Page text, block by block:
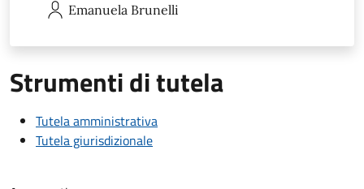
Emanuela Brunelli
Strumenti di tutela
Tutela amministrativa
Tutela giurisdizionale